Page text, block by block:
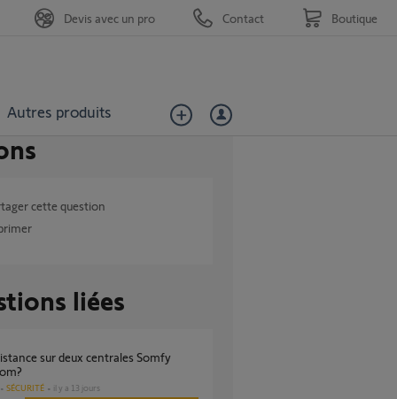
Autres produits
Devis avec un pro Contact Boutique
cette question
liées
SÉCURITÉ il y a 13 jours